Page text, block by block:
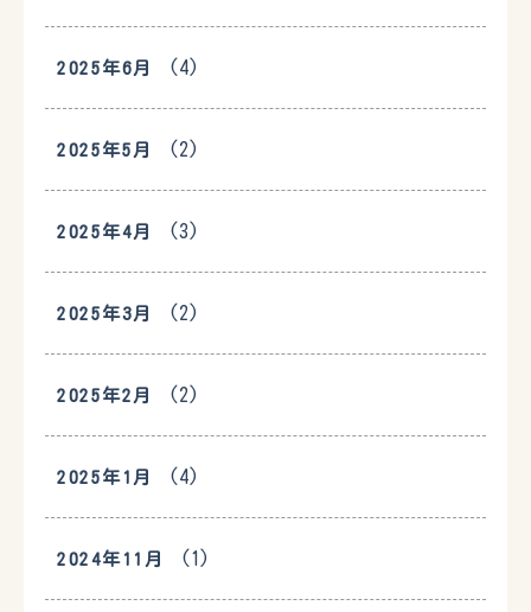
2025年6月 (4)
2025年5月 (2)
2025年4月 (3)
2025年3月 (2)
2025年2月 (2)
2025年1月 (4)
2024年11月 (1)